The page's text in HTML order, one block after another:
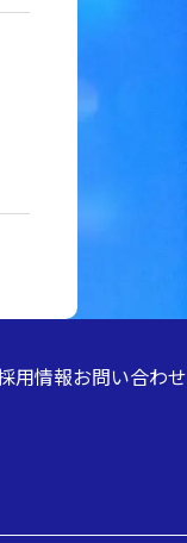
用情報お問い合わせ